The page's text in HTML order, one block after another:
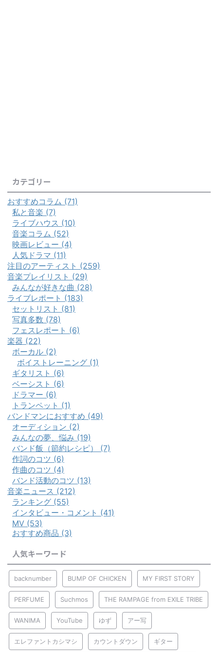
カテゴリー
おすすめコラム (71)
私と音楽 (7)
ライブハウス (10)
音楽コラム (52)
映画レビュー (4)
人気ドラマ (11)
注目のアーティスト (259)
音楽プレイリスト (29)
みんなが好きな曲 (28)
ライブレポート (183)
セットリスト (81)
写真多数 (78)
フェスレポート (6)
楽器 (22)
ボーカル (2)
ボイストレーニング (1)
ギタリスト (6)
ベーシスト (6)
ドラマー (6)
トランペット (1)
バンドマンにおすすめ (49)
オーディション (2)
みんなの夢、悩み (19)
バンド飯（節約レシピ） (7)
作詞のコツ (6)
作曲のコツ (4)
バンド活動のコツ (13)
音楽ニュース (212)
ランキング (55)
インタビュー・コメント (41)
MV (53)
おすすめ商品 (3)
人気キーワード
backnumber BUMP OF CHICKEN MY FIRST STORY
PERFUME Suchmos THE RAMPAGE from EXILE TRIBE
WANIMA YouTube ゆず アー写
エレファントカシマシ カウントダウン ギター